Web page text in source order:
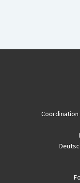
Coordination